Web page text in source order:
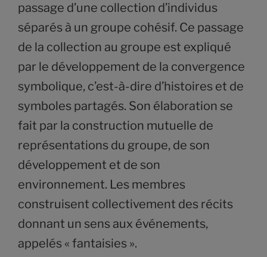
passage d’une collection d’individus
séparés à un groupe cohésif. Ce passage
de la collection au groupe est expliqué
par le développement de la convergence
symbolique, c’est-à-dire d’histoires et de
symboles partagés. Son élaboration se
fait par la construction mutuelle de
représentations du groupe, de son
développement et de son
environnement. Les membres
construisent collectivement des récits
donnant un sens aux événements,
appelés « fantaisies ».